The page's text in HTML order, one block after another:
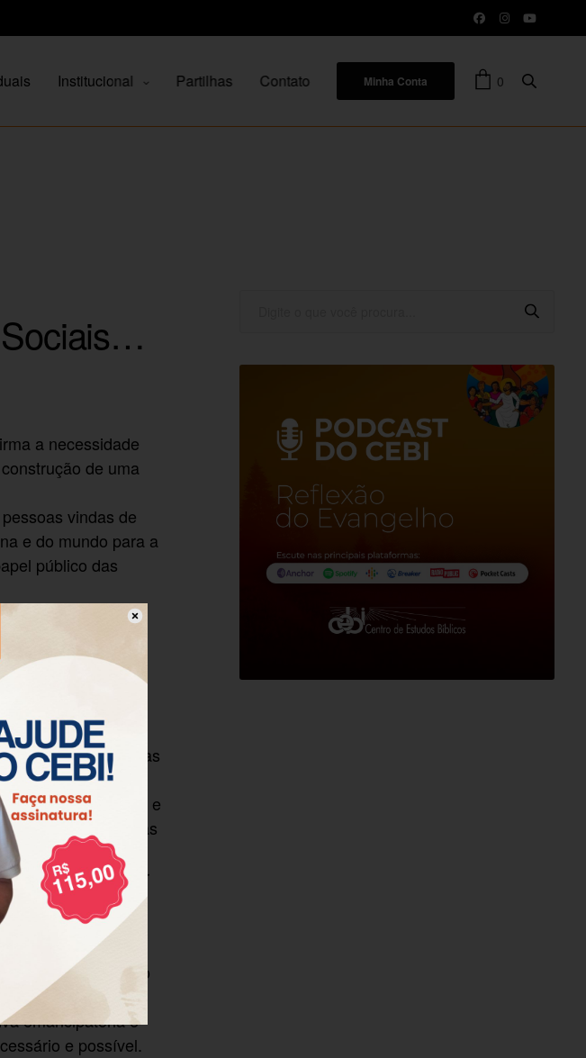
Institucional Partilhas Contato Minha Conta 0
Sociais…
a necessidade
de uma
vindas de
e do mundo para a
público das
painéis. O
por Silvio Caccia
reveladora das
que teve a
contraditória e
à vida em suas
urgente e
que precisa ser
de José Rogério
no 1° Seminário
na
emancipatória e
e possível.